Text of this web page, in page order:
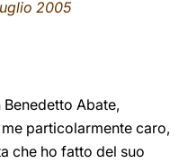
2005
Abate,
particolarmente caro,
che ho fatto del suo